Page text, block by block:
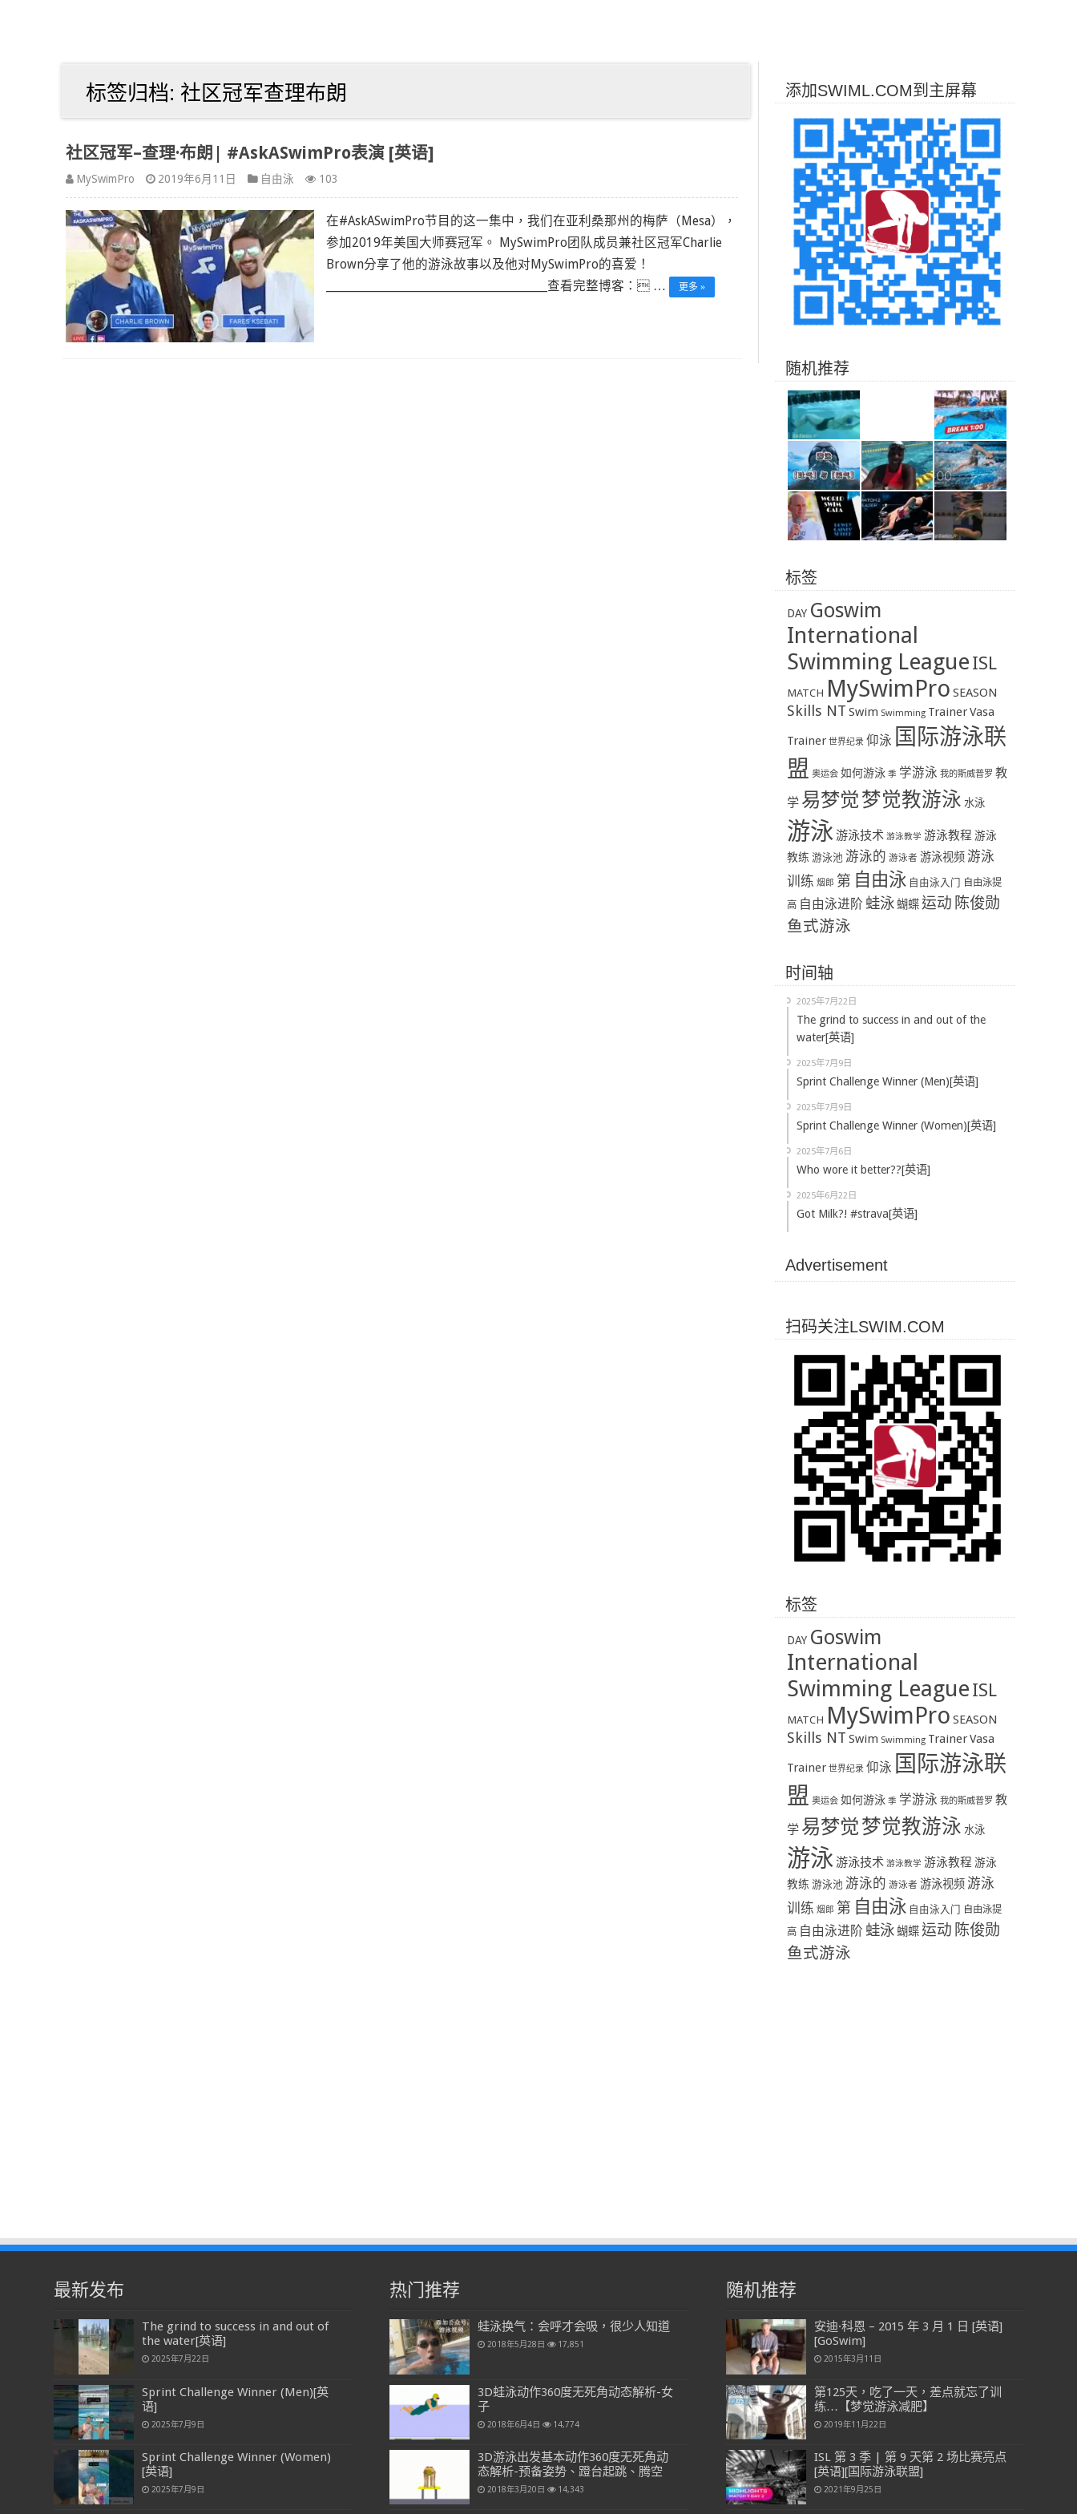
标签归档: 社区冠军查理布朗
社区冠军–查理·布朗| #AskASwimPro表演 [英语]
MySwimPro 2019年6月11日 自由泳 103
在#AskASwimPro节目的这一集中，我们在亚利桑那州的梅萨（Mesa），
参加2019年美国大师赛冠军。 MySwimPro团队成员兼社区冠军Charlie
Brown分享了他的游泳故事以及他对MySwimPro的喜爱！
______________________________________________查看完整博客： …
更多 »
添加SWIML.COM到主屏幕
随机推荐
标签
DAY Goswim
International
Swimming LeagueISL
MATCH MySwimPro SEASON
Skills NT Swim Swimming TrainerVasa
Trainer 世界纪录 仰泳 国际游泳联
盟 奥运会 如何游泳 季 学游泳 我的斯威普罗 教
学 易梦觉梦觉教游泳 水泳
游泳游泳技术 游泳教学 游泳教程 游泳
教练 游泳池 游泳的 游泳者 游泳视频 游泳
训练 烟郎 第 自由泳 自由泳入门 自由泳提
高 自由泳进阶 蛙泳蝴蝶运动 陈俊勋
鱼式游泳
时间轴
2025年7月22日
The grind to success in and out of the
water[英语]
2025年7月9日
Sprint Challenge Winner (Men)[英语]
2025年7月9日
Sprint Challenge Winner (Women)[英语]
2025年7月6日
Who wore it better??[英语]
2025年6月22日
Got Milk?! #strava[英语]
Advertisement
扫码关注LSWIM.COM
标签
DAY Goswim
International
Swimming LeagueISL
MATCH MySwimPro SEASON
Skills NT Swim Swimming TrainerVasa
Trainer 世界纪录 仰泳 国际游泳联
盟 奥运会 如何游泳 季 学游泳 我的斯威普罗 教
学 易梦觉梦觉教游泳 水泳
游泳游泳技术 游泳教学 游泳教程 游泳
教练 游泳池 游泳的 游泳者 游泳视频 游泳
训练 烟郎 第 自由泳 自由泳入门 自由泳提
高 自由泳进阶 蛙泳蝴蝶运动 陈俊勋
鱼式游泳
最新发布
The grind to success in and out of
the water[英语]
2025年7月22日
Sprint Challenge Winner (Men)[英
语]
2025年7月9日
Sprint Challenge Winner (Women)
[英语]
2025年7月9日
热门推荐
蛙泳换气：会呼才会吸，很少人知道
2018年5月28日 17,851
3D蛙泳动作360度无死角动态解析-女
子
2018年6月4日 14,774
3D游泳出发基本动作360度无死角动
态解析-预备姿势、蹬台起跳、腾空
2018年3月20日 14,343
随机推荐
安迪·科恩 – 2015 年 3 月 1 日 [英语]
[GoSwim]
2015年3月11日
第125天，吃了一天，差点就忘了训
练…【梦觉游泳减肥】
2019年11月22日
ISL 第 3 季 | 第 9 天第 2 场比赛亮点
[英语][国际游泳联盟]
2021年9月25日